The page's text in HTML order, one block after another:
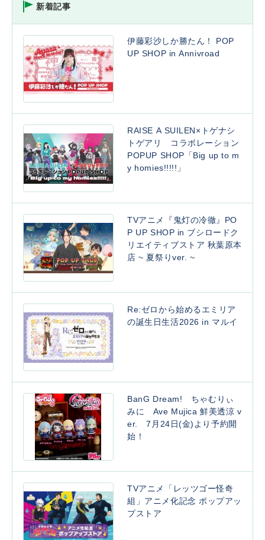
新着記事
伊藤彩沙しか勝たん！ POP
UP SHOP in Annivroad
RAISE A SUILEN×トゲナシ
トゲアリ コラボレーション
POPUP SHOP「Big up to m
y homies!!!!!」
TVアニメ『鬼灯の冷徹』PO
P UP SHOP in ブシロードク
リエイティブストア 秋葉原本
店 ~ 夏祭りver. ~
Re:ゼロから始めるエミリア
の誕生日生活2026 in マルイ
BanG Dream! ちゃむりぃ
みに Ave Mujica 鮮美透涼 v
er. 7月24日(金)より予約開
始！
TVアニメ「レッツゴー怪奇
組」アニメ化記念 ポップアッ
プストア